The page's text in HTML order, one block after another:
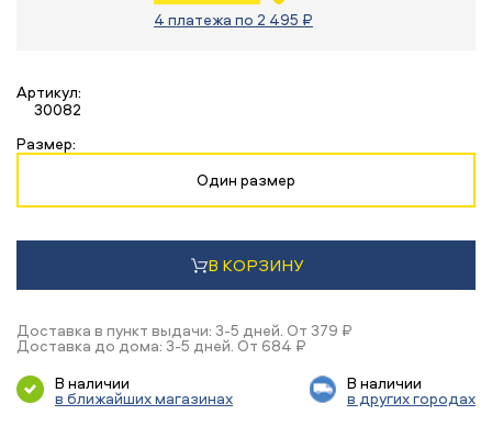
4 платежа по 2 495 ₽
Артикул:
30082
Размер:
Один размер
В КОРЗИНУ
Доставка в пункт выдачи: 3-5 дней. От 379 ₽
Доставка до дома: 3-5 дней. От 684 ₽
В наличии
в ближайших магазинах
В наличии
в других городах